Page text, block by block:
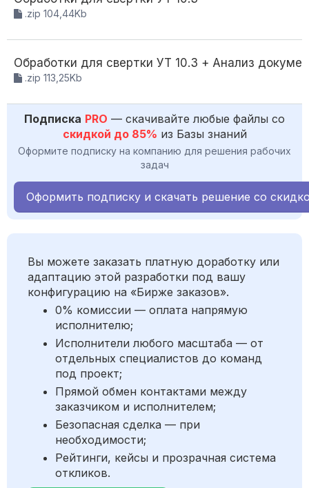
.zip 104,44Kb
Обработки для свертки УТ 10.3 + Анализ
.zip 113,25Kb
Подписка PRO — скачивайте любые файлы со
скидкой до 85% из Базы знаний
Оформите подписку на компанию для решения рабочих
задач
Оформить подписку и скачать решение со
Вы можете заказать платную доработку или
адаптацию этой разработки под вашу
конфигурацию на «Бирже заказов».
0% комиссии — оплата напрямую
исполнителю;
Исполнители любого масштаба — от
отдельных специалистов до команд
под проект;
Прямой обмен контактами между
заказчиком и исполнителем;
Безопасная сделка — при
необходимости;
Рейтинги, кейсы и прозрачная система
откликов.